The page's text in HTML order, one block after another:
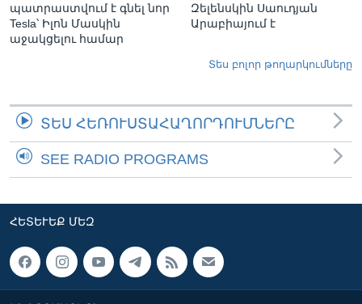
պատրաստվում է գնել նոր
Tesla՝ Իլոն Մասկին
աջակցելու համար
Զելենսկին Սաուդյան
Արաբիայում է
Տես բոլոր թողարկումները
ՏԵՍ ՀԵՌՈՒՍՏԱՀԱՂՈՐԴՈՒՄՆԵՐԸ
SEE RADIO PROGRAMS
ՀԵՏԵՒԵՔ ՄԵԶ